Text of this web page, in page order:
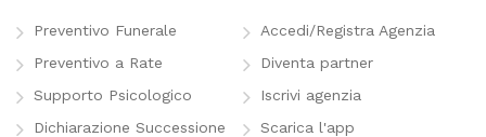
Preventivo Funerale
Preventivo a Rate
Supporto Psicologico
Dichiarazione Successione
Accedi/Registra Agenzia
Diventa partner
Iscrivi agenzia
Scarica l'app